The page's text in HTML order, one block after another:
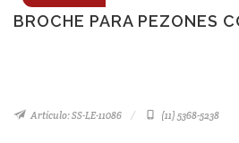
BROCHE PARA PEZONES
Artículo: SS-LE-11086 (11) 5368-5238